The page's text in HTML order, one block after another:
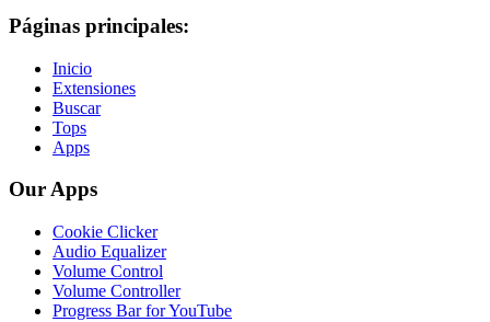
Páginas principales:
Inicio
Extensiones
Buscar
Tops
Apps
Our Apps
Cookie Clicker
Audio Equalizer
Volume Control
Volume Controller
Progress Bar for YouTube